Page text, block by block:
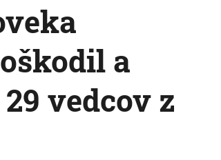
a
vedcov z